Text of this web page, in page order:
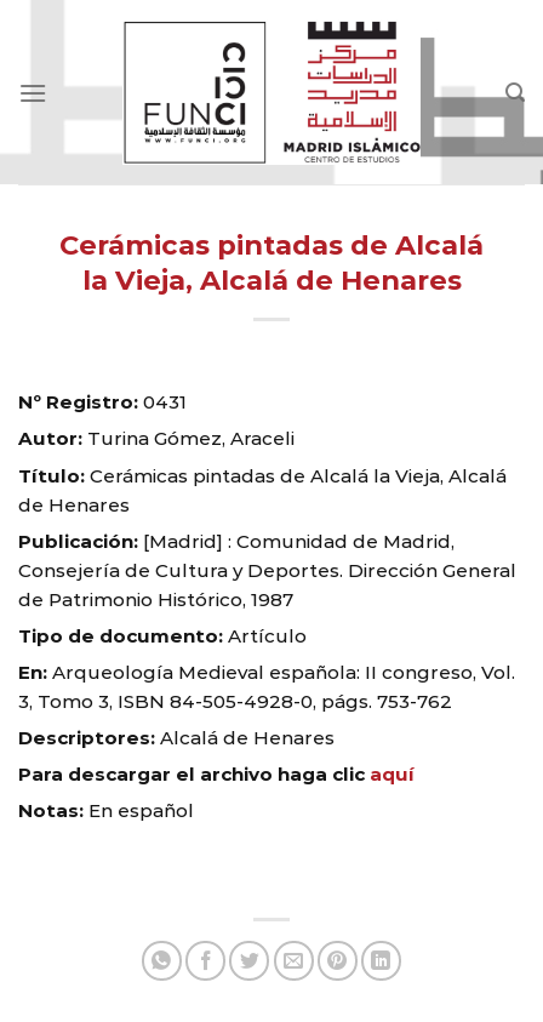
Cerámicas pintadas de Alcalá
la Vieja, Alcalá de Henares
Nº Registro: 0431
Autor: Turina Gómez, Araceli
Título: Cerámicas pintadas de Alcalá la Vieja, Alcalá
de Henares
Publicación: [Madrid] : Comunidad de Madrid,
Consejería de Cultura y Deportes. Dirección General
de Patrimonio Histórico, 1987
Tipo de documento: Artículo
En: Arqueología Medieval española: II congreso, Vol.
3, Tomo 3, ISBN 84-505-4928-0, págs. 753-762
Descriptores: Alcalá de Henares
Para descargar el archivo haga clic aquí
Notas: En español